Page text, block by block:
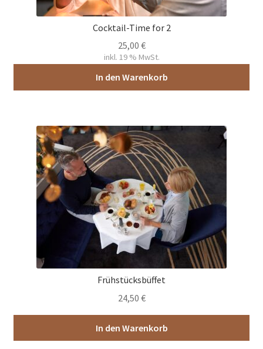
Cocktail-Time for 2
25,00 €
inkl. 19 % MwSt.
In den Warenkorb
Frühstücksbüffet
24,50 €
In den Warenkorb